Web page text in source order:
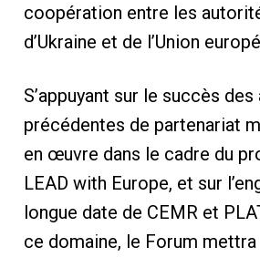
coopération entre les
d’Ukraine et de l’Union
S’appuyant sur le succès
précédentes de partenariat
en œuvre dans le cadre du
LEAD with Europe, et sur
longue date de CEMR et
ce domaine, le Forum mettra